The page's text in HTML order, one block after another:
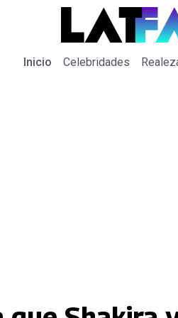
Inicio Celebridades